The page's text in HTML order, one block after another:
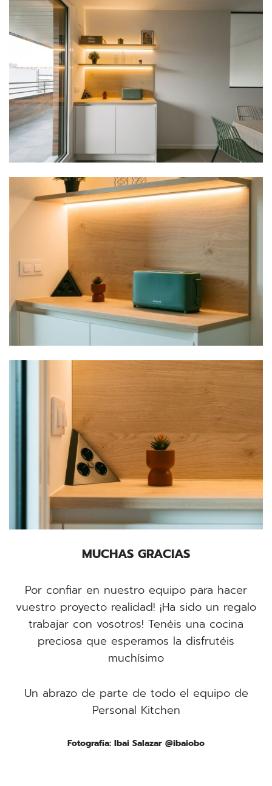
MUCHAS GRACIAS
Por confiar en nuestro equipo para hacer
vuestro proyecto realidad! ¡Ha sido un regalo
trabajar con vosotros! Tenéis una cocina
preciosa que esperamos la disfrutéis
muchísimo
Un abrazo de parte de todo el equipo de
Personal Kitchen
Fotografía: Ibai Salazar @ibaiobo